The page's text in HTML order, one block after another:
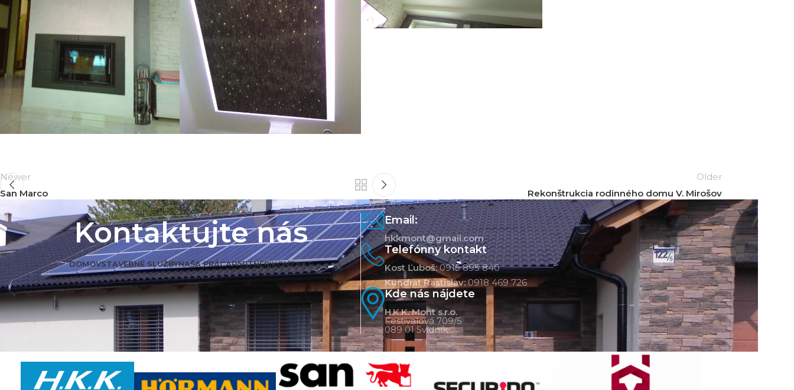
Newer
San Marco
Older
Rekonštrukcia rodinného domu V. Mirošov
Kontaktujte nás
DOMOVSTAVEBNÉ SLUŽBYNAŠA PRÁCAPARTNERIKONTAKT
Email:
hkkmont@gmail.com
Telefónny kontakt
Kost Ľuboš:0915 895 840
Kundrat Rastislav:0918 469 726
Kde nás nájdete
H.K.K. Mont s.r.o.
Festivalová 709/5
089 01 Svidník